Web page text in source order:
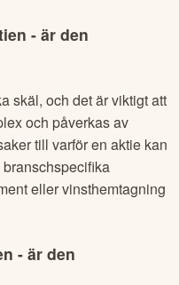
- är den
skäl, och det är viktigt att
och påverkas av
till varför en aktie kan
eller vinsthemtagning
- är den